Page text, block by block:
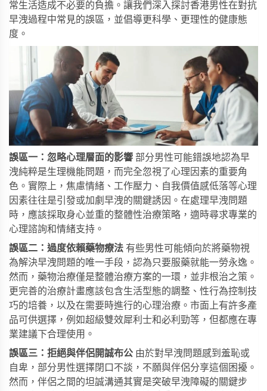
常生活造成不必要的負擔。讓我們深入探討香港男性在對抗
早洩過程中常見的誤區，並倡導更科學、更理性的健康態
度。
誤區一：忽略心理層面的影響 部分男性可能錯誤地認為早
洩純粹是生理機能問題，而完全忽視了心理因素的重要角
色。實際上，焦慮情緒、工作壓力、自我價值感低落等心理
因素往往是引發或加劇早洩的關鍵誘因。在處理早洩問題
時，應該採取身心並重的整體性治療策略，適時尋求專業的
心理諮詢和情緒支持。
誤區二：過度依賴藥物療法 有些男性可能傾向於將藥物視
為解決早洩問題的唯一手段，認為只要服藥就能一勞永逸。
然而，藥物治療僅是整體治療方案的一環，並非根治之策。
更完善的治療計畫應該包含生活型態的調整、性行為控制技
巧的培養，以及在需要時進行的心理治療。市面上有許多產
品可供選擇，例如超級雙效犀利士和必利勁等，但都應在專
業建議下合理使用。
誤區三：拒絕與伴侶開誠布公 由於對早洩問題感到羞恥或
自卑，部分男性選擇閉口不談，不願與伴侶分享這個困擾。
然而，伴侶之間的坦誠溝通其實是突破早洩障礙的關鍵步